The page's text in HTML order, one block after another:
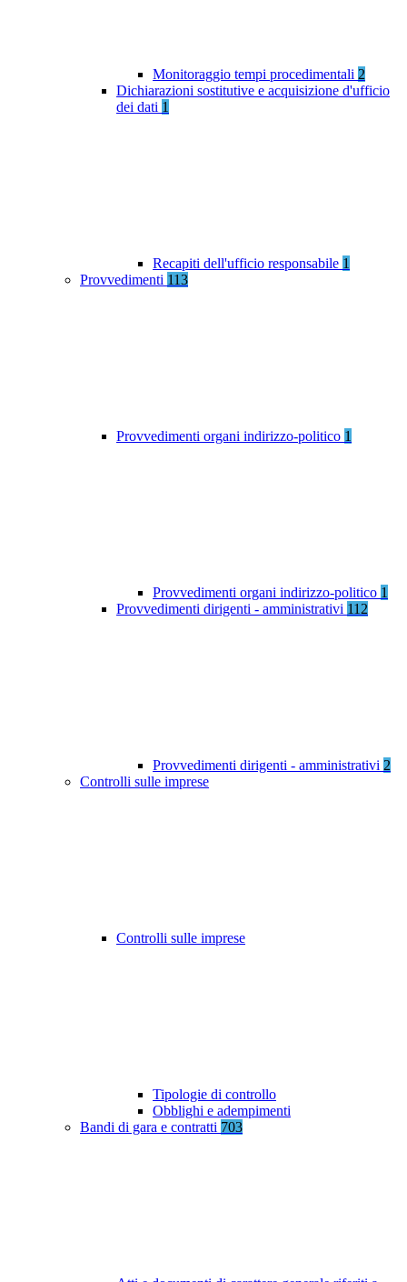
Monitoraggio tempi procedimentali 2
Dichiarazioni sostitutive e acquisizione d'ufficio
dei dati 1
Recapiti dell'ufficio responsabile 1
Provvedimenti 113
Provvedimenti organi indirizzo-politico 1
Provvedimenti organi indirizzo-politico 1
Provvedimenti dirigenti - amministrativi 112
Provvedimenti dirigenti - amministrativi 2
Controlli sulle imprese
Controlli sulle imprese
Tipologie di controllo
Obblighi e adempimenti
Bandi di gara e contratti 703